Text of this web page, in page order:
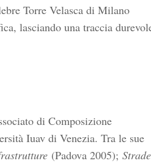
Torre Velasca di Milano
lasciando una traccia
di Composizione
Iuav di Venezia. Tra le sue
(Padova 2005); Strade